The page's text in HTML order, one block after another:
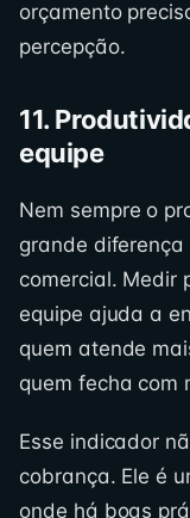
orçamento
percepção.
11.
equipe
Nem sempre o
grande
comercial. Medir
equipe ajuda a
quem atende
quem fecha com
Esse indicador
cobrança. Ele é
onde há boas